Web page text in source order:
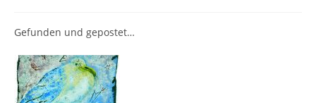
Gefunden und gepostet…